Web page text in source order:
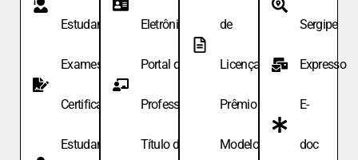
Estudante
Exames de
Certificação
Estudante
Eletrônico
Portal do
Professor
Título de
de
Licença
Prêmio
Modelo de
Sergipe
Expresso
E-
doc